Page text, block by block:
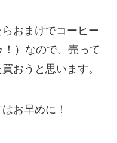
おまけでコーヒー
）なので、売って
おうと思います。
お早めに！